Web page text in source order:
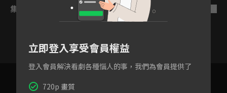
集數列表
441 442 443 444 445
立即登入享受會員權益
登入會員解決看劇各種惱人的事，我們為會員提供了
720p 畫質